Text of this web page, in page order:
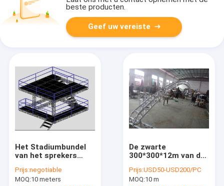
beste producten.
Geef uw vereiste
Het Stadiumbundel
van het sprekers
Aluminium/Draagbare
Stadiumplatforms
Prijs:negotiable
MOQ:10 meters
De zwarte
300*300*12m van de
van de Lengteboog
van het het
Prijs:USD50-USD200/PC
MOQ:10 m